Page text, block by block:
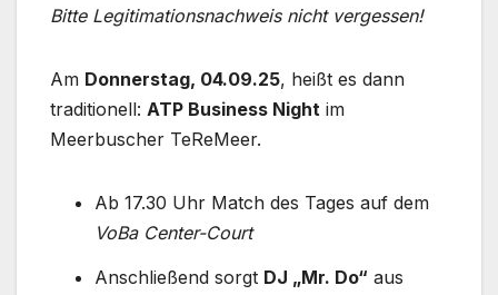
Bitte Legitimationsnachweis nicht vergessen!
Am Donnerstag, 04.09.25, heißt es dann
traditionell: ATP Business Night im
Meerbuscher TeReMeer.
Ab 17.30 Uhr Match des Tages auf dem
VoBa Center-Court
Anschließend sorgt DJ „Mr. Do“ aus